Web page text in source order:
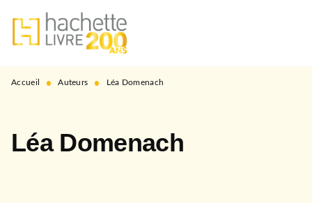
MENU RECHERCHE
PIED DE PAGE
Accueil • Auteurs • Léa Domenach
Léa Domenach